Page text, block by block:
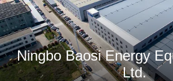
PRODUCTEN
OVER
ONS
Ningbo Baosi Energy
Ltd.